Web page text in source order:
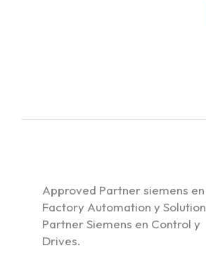
Approved Partner siemens en
Factory Automation y Solution
Partner Siemens en Control y
Drives.